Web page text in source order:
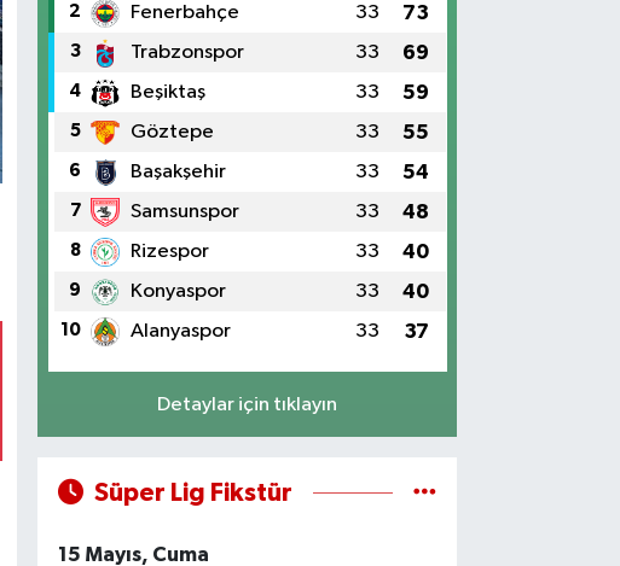
2 Fenerbahçe 33 73
3 Trabzonspor 33 69
4 Beşiktaş 33 59
5 Göztepe 33 55
6 Başakşehir 33 54
7 Samsunspor 33 48
8 Rizespor 33 40
9 Konyaspor 33 40
10 Alanyaspor 33 37
Detaylar için tıklayın
Süper Lig Fikstür
15 Mayıs, Cuma